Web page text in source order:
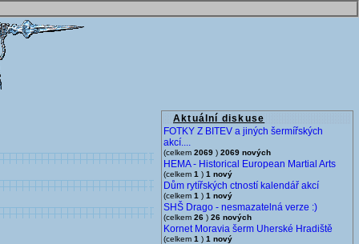
Aktuální diskuse
FOTKY Z BITEV a jiných šermířských
akcí....
(celkem 2069 ) 2069 nových
HEMA - Historical European Martial Arts
(celkem 1 ) 1 nový
Dům rytířských ctností kalendář akcí
(celkem 1 ) 1 nový
SHŠ Drago - nesmazatelná verze :)
(celkem 26 ) 26 nových
Kornet Moravia šerm Uherské Hradiště
(celkem 1 ) 1 nový